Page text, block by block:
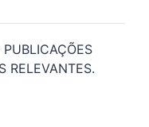
RELEVANTES.